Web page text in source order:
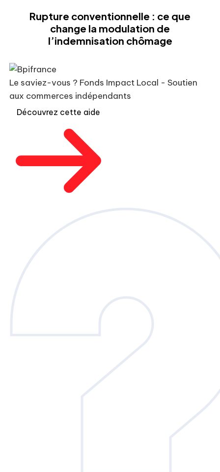
Rupture conventionnelle : ce que
change la modulation de
l’indemnisation chômage
Le saviez-vous ? Fonds Impact Local - Soutien
aux commerces indépendants
Découvrez cette aide